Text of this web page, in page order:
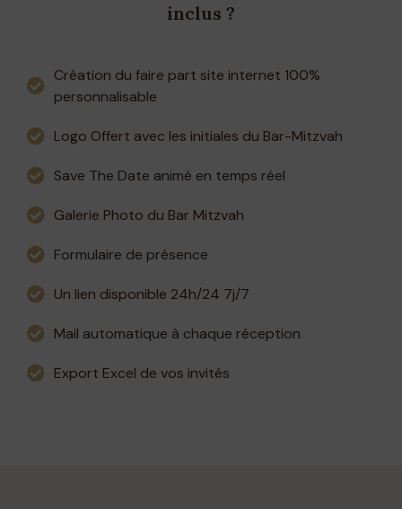
inclus ?
Création du faire part site internet 100%
personnalisable
Logo Offert avec les initiales du Bar-Mitzvah
Save The Date animé en temps réel
Galerie Photo du Bar Mitzvah
Formulaire de présence
Un lien disponible 24h/24 7j/7
Mail automatique à chaque réception
Export Excel de vos invités